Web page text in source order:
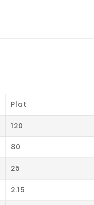
Plat
120
80
25
2.15